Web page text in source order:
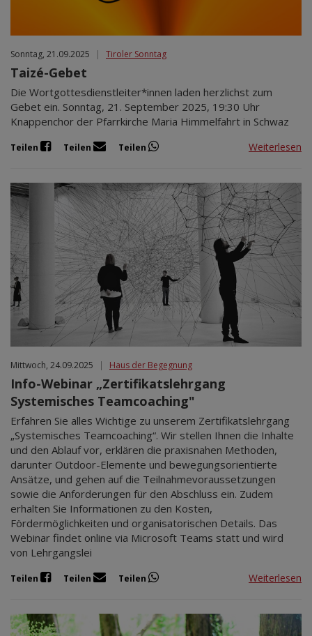
Sonntag, 21.09.2025 | Tiroler Sonntag
Taizé-Gebet
Die Wortgottesdienstleiter*innen laden herzlichst zum
Gebet ein. Sonntag, 21. September 2025, 19:30 Uhr
Knappenchor der Pfarrkirche Maria Himmelfahrt in Schwaz
Teilen Teilen Teilen Weiterlesen
Mittwoch, 24.09.2025 Haus der Begegnung
Info-Webinar „Zertifikatslehrgang
Systemisches Teamcoaching"
Erfahren Sie alles Wichtige zu unserem Zertifikatslehrgang
„Systemisches Teamcoaching“. Wir stellen Ihnen die Inhalte
und den Ablauf vor, erklären die praxisnahen Methoden,
darunter Outdoor-Elemente und bewegungsorientierte
Ansätze, und gehen auf die Teilnahmevoraussetzungen
sowie die Anforderungen für den Abschluss ein. Zudem
erhalten Sie Informationen zu den Kosten,
Fördermöglichkeiten und organisatorischen Details. Das
Webinar findet online via Microsoft Teams statt und wird
von Lehrgangslei
Teilen Teilen Teilen Weiterlesen